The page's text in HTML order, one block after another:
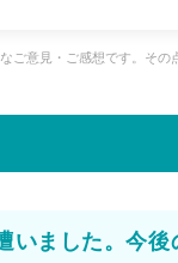
ご意見・ご感想です。その
いました。今後